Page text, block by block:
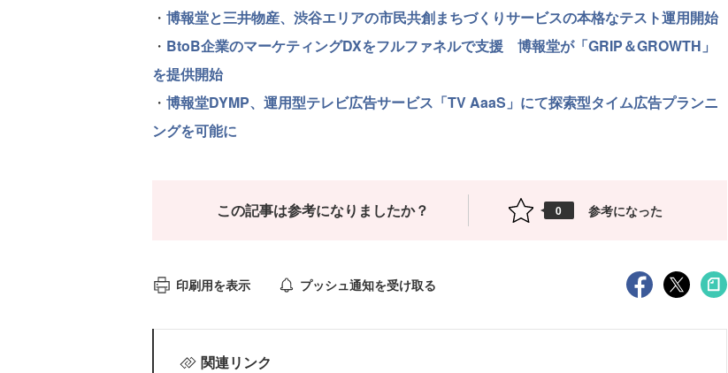
・ 博報堂と三井物産、渋谷エリアの市民共創まちづくりサービスの本格なテスト運用開始
・ BtoB企業のマーケティングDXをフルファネルで支援 博報堂が「GRIP＆GROWTH」
を提供開始
・ 博報堂DYMP、運用型テレビ広告サービス「TV AaaS」にて探索型タイム広告プランニ
ングを可能に
この記事は参考になりましたか？ 0 参考になった
印刷用を表示 プッシュ通知を受け取る
関連リンク